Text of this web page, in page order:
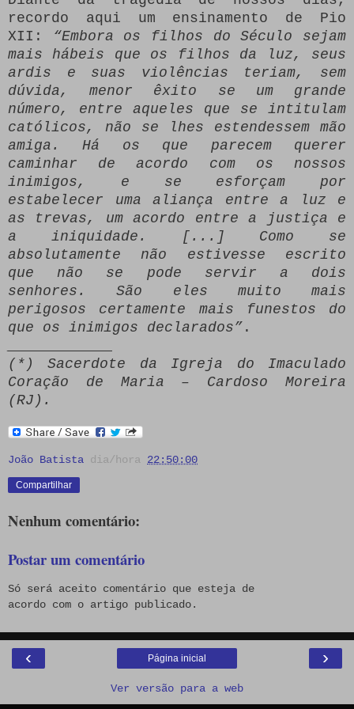
recordo aqui um ensinamento de Pio
XII:
“Embora os filhos do Século sejam
mais hábeis que os filhos da luz, seus
ardis e suas violências teriam, sem
dúvida, menor êxito se um grande
número, entre aqueles que se intitulam
católicos, não se lhes estendessem mão
amiga. Há os que parecem querer
caminhar de acordo com os nossos
inimigos, e se esforçam por
estabelecer uma aliança entre a luz e
as trevas, um acordo entre a justiça e
a iniquidade. [...] Como se
absolutamente não estivesse escrito
que não se pode servir a dois
senhores. São eles muito mais
perigosos certamente mais funestos do
que os inimigos declarados” .
(*) Sacerdote da Igreja do Imaculado
Coração de Maria – Cardoso Moreira
(RJ).
João Batista dia/hora 22:50:00
Compartilhar
Nenhum comentário:
Postar um comentário
Só será aceito comentário que esteja de
acordo com o artigo publicado.
‹ ›
Página inicial
Ver versão para a web